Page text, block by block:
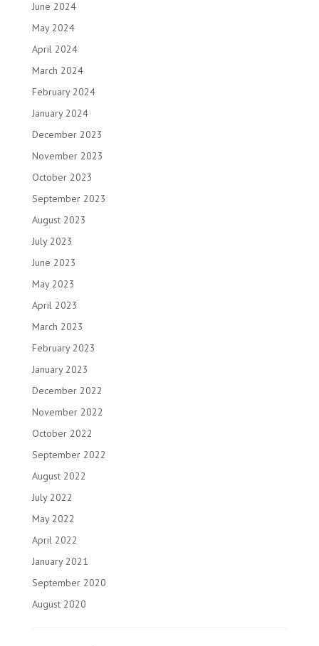
June 2024
May 2024
April 2024
March 2024
February 2024
January 2024
December 2023
November 2023
October 2023
September 2023
August 2023
July 2023
June 2023
May 2023
April 2023
March 2023
February 2023
January 2023
December 2022
November 2022
October 2022
September 2022
August 2022
July 2022
May 2022
April 2022
January 2021
September 2020
August 2020